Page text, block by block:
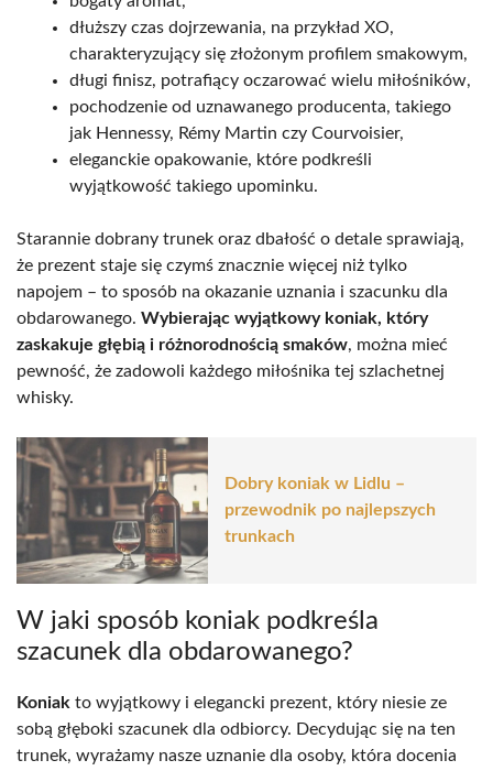
dłuższy czas dojrzewania, na przykład XO,
charakteryzujący się złożonym profilem smakowym,
długi finisz, potrafiący oczarować wielu miłośników,
pochodzenie od uznawanego producenta, takiego
jak Hennessy, Rémy Martin czy Courvoisier,
eleganckie opakowanie, które podkreśli
wyjątkowość takiego upominku.
Starannie dobrany trunek oraz dbałość o detale sprawiają,
że prezent staje się czymś znacznie więcej niż tylko
napojem – to sposób na okazanie uznania i szacunku dla
obdarowanego. Wybierając wyjątkowy koniak, który
zaskakuje głębią i różnorodnością smaków, można mieć
pewność, że zadowoli każdego miłośnika tej szlachetnej
whisky.
Dobry koniak w Lidlu –
przewodnik po najlepszych
trunkach
W jaki sposób koniak podkreśla
szacunek dla obdarowanego?
Koniak to wyjątkowy i elegancki prezent, który niesie ze
sobą głęboki szacunek dla odbiorcy. Decydując się na ten
trunek, wyrażamy nasze uznanie dla osoby, która docenia